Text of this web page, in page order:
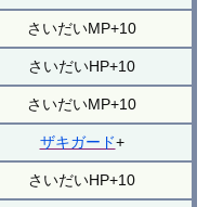
さいだいMP+10
さいだいHP+10
さいだいMP+10
ザキガード+
さいだいHP+10